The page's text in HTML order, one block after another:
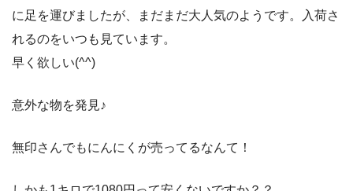
に足を運びましたが、まだまだ大人気のようです。入荷さ
れるのをいつも見ています。
早く欲しい(^^)
意外な物を発見♪
無印さんでもにんにくが売ってるなんて！